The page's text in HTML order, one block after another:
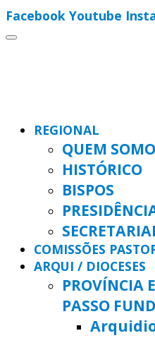
Facebook Youtube
REGIONAL
QUEM
HISTÓRICO
BISPOS
COMISSÕES
ARQUI / DIOCESES
PROVÍNCIA
PASSO